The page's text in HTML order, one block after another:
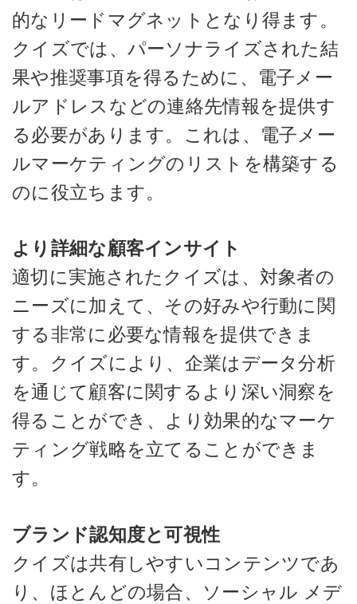
的なリードマグネットとなり得ます。
クイズでは、パーソナライズされた結
果や推奨事項を得るために、電子メー
ルアドレスなどの連絡先情報を提供す
る必要があります。これは、電子メー
ルマーケティングのリストを構築する
のに役立ちます。
より詳細な顧客インサイト
適切に実施されたクイズは、対象者の
ニーズに加えて、その好みや行動に関
する非常に必要な情報を提供できま
す。クイズにより、企業はデータ分析
を通じて顧客に関するより深い洞察を
得ることができ、より効果的なマーケ
ティング戦略を立てることができま
す。
ブランド認知度と可視性
クイズは共有しやすいコンテンツであ
り、ほとんどの場合、ソーシャル メデ